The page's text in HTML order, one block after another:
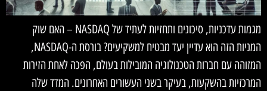
מגמות עדכניות, סיכונים ותחזיות לעתיד של NASDAQ – האם שוק
המניות הזה הוא עדיין יעד מבטיח למשקיעים? בורסת ה-NASDAQ,
המזוהה עם חברות הטכנולוגיה המובילות בעולם, הפכה לאחת הזירות
המרכזיות בהשקעות, בעיקר בשני העשורים האחרונים. המדד שלה